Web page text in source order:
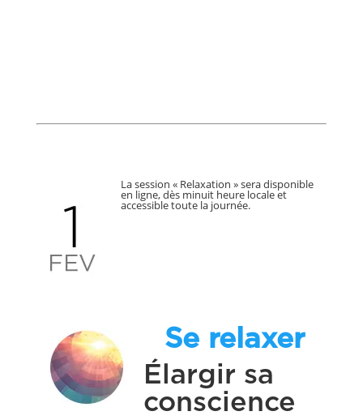
La session « Relaxation » sera disponible
en ligne, dès minuit heure locale et
accessible toute la journée.
Se relaxer
Élargir sa
conscience